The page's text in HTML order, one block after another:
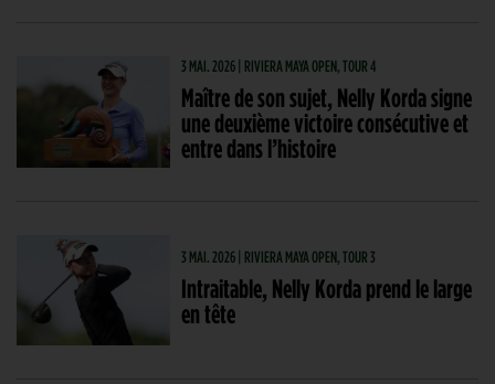
3 MAI. 2026 | RIVIERA MAYA OPEN, TOUR 4
Maître de son sujet, Nelly Korda signe
une deuxième victoire consécutive et
entre dans l’histoire
3 MAI. 2026 | RIVIERA MAYA OPEN, TOUR 3
Intraitable, Nelly Korda prend le large
en tête